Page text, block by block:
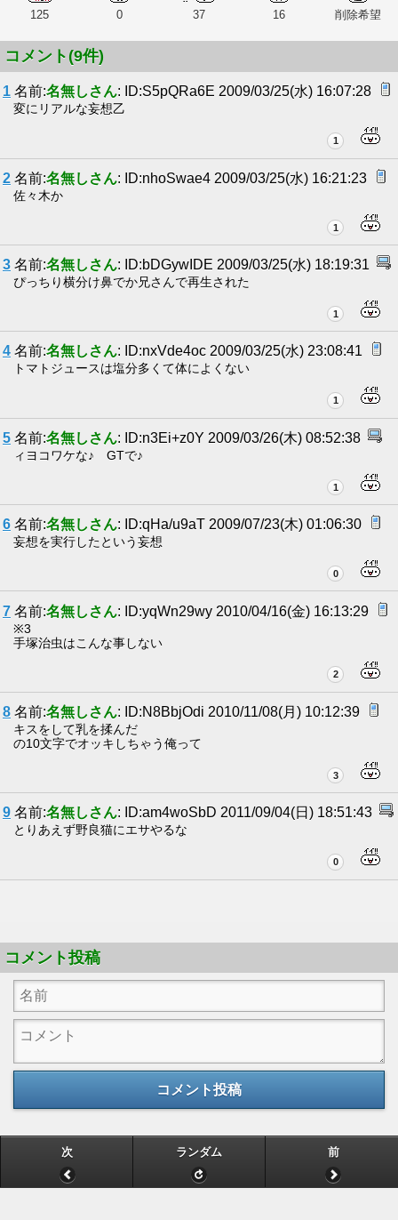
125 0 37 16 削除希望
コメント(9件)
1 名前:名無しさん: ID:S5pQRa6E 2009/03/25(水) 16:07:28
変にリアルな妄想乙
1
2 名前:名無しさん: ID:nhoSwae4 2009/03/25(水) 16:21:23
佐々木か
1
3 名前:名無しさん: ID:bDGywIDE 2009/03/25(水) 18:19:31
ぴっちり横分け鼻でか兄さんで再生された
1
4 名前:名無しさん: ID:nxVde4oc 2009/03/25(水) 23:08:41
トマトジュースは塩分多くて体によくない
1
5 名前:名無しさん: ID:n3Ei+z0Y 2009/03/26(木) 08:52:38
ィヨコワケな♪ GTで♪
1
6 名前:名無しさん: ID:qHa/u9aT 2009/07/23(木) 01:06:30
妄想を実行したという妄想
0
7 名前:名無しさん: ID:yqWn29wy 2010/04/16(金) 16:13:29
※3
手塚治虫はこんな事しない
2
8 名前:名無しさん: ID:N8BbjOdi 2010/11/08(月) 10:12:39
キスをして乳を揉んだ
の10文字でオッキしちゃう俺って
3
9 名前:名無しさん: ID:am4woSbD 2011/09/04(日) 18:51:43
とりあえず野良猫にエサやるな
0
コメント投稿
コメント投稿
次 ランダム 前